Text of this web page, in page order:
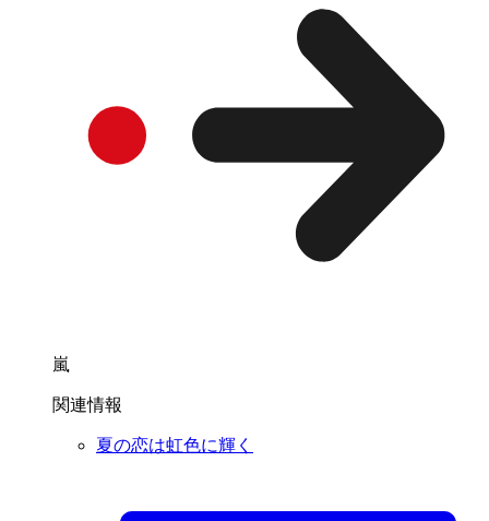
嵐
関連情報
夏の恋は虹色に輝く